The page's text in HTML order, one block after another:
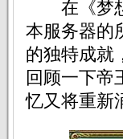
在《梦想
本服务器的
的独特成就
回顾一下帝
忆又将重新